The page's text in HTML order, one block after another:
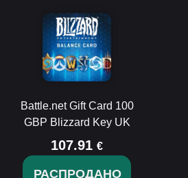
Battle.net Gift Card 100
GBP Blizzard Key UK
107.91 €
РАСПРОДАНО